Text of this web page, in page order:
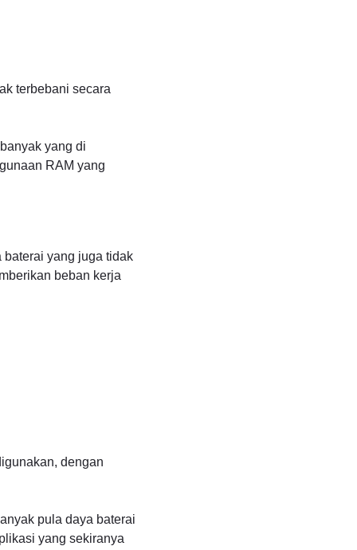
terbebani secara
yang di
RAM yang
baterai yang juga tidak
beban kerja
dengan
pula daya baterai
yang sekiranya